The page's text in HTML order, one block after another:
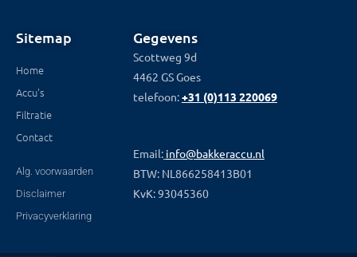
Sitemap
Home
Accu's
Filtratie
Contact
Alg. voorwaarden
Disclaimer
Privacyverklaring
Gegevens
Scottweg 9d
4462 GS Goes
telefoon:+31 (0)113 220069
Email: info@bakkeraccu.nl
BTW: NL866258413B01
KvK: 93045360